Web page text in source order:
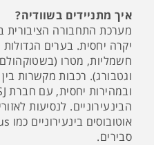
איך מתניידים בשוודיה?
מערכת התחבורה הציבורית
יקרה יחסית. בערים
חשמליות, מטרו
וגטבורג). רכבות מקשרות
הבינעירוניים. לנסיעות
סבירים.